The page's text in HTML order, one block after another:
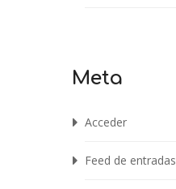
Meta
Acceder
Feed de entradas